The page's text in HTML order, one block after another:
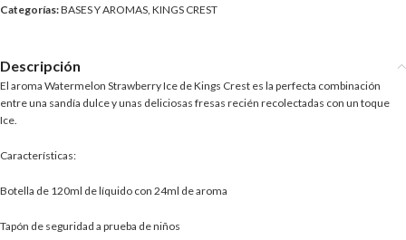
Categorías:BASES Y AROMAS, KINGS CREST
Descripción
El aroma Watermelon Strawberry Ice de Kings Crest es la perfecta combinación
entre una sandía dulce y unas deliciosas fresas recién recolectadas con un toque
Ice.
Características:
Botella de 120ml de líquido con 24ml de aroma
Tapón de seguridad a prueba de niños